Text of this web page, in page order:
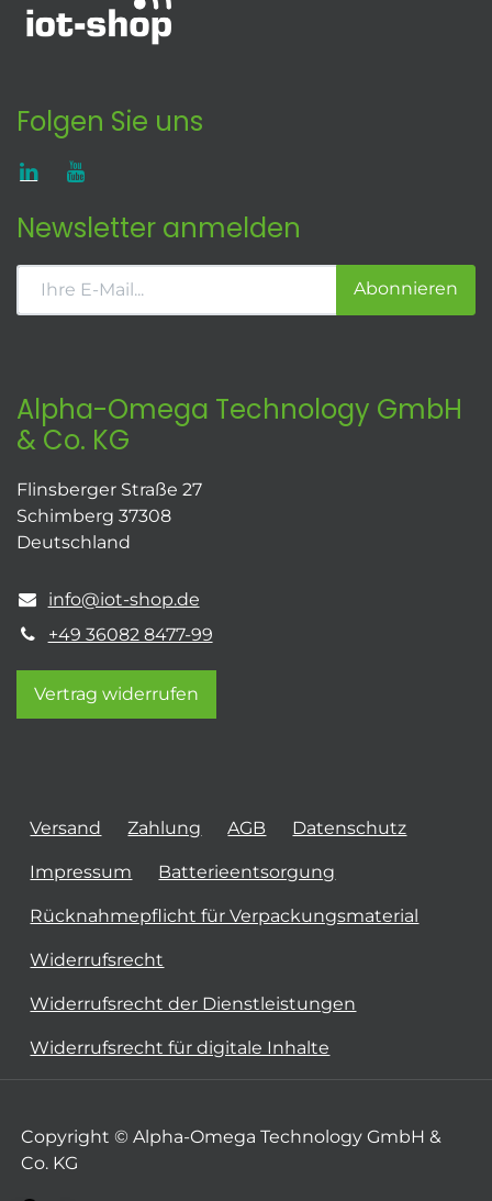
Folgen Sie uns
Newsletter anmelden
Abonnieren
Alpha-Omega Technology GmbH
& Co. KG
Flinsberger Straße 27
Schimberg 37308
Deutschland
info@iot-shop.de
+49 36082 8477-99
Vertrag widerrufen
Versand Zahlung AGB Datenschutz
Impressum Batterieentsorgung
Rücknahmepflicht für Verpackungsmaterial
Widerrufsrecht
Widerrufsrecht der Dienstleistungen
Widerrufsrecht für digitale Inhalte
Copyright © Alpha-Omega Technology GmbH &
Co. KG